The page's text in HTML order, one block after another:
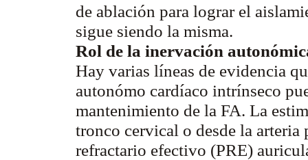
de ablación para lograr el
sigue siendo la misma.
Rol de la inervación
Hay varias líneas de evidencia
autonómo cardíaco intrínseco
mantenimiento de la FA. La
tronco cervical o desde la
refractario efectivo (PRE)